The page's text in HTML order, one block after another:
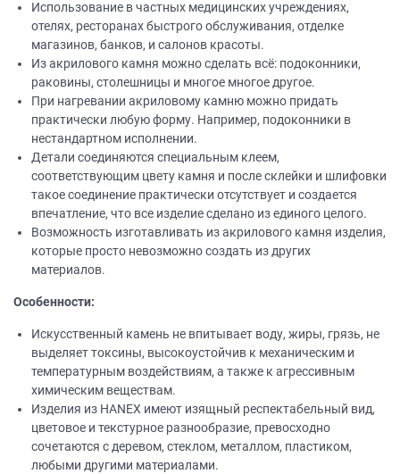
Использование в частных медицинских учреждениях,
отелях, ресторанах быстрого обслуживания, отделке
магазинов, банков, и салонов красоты.
Из акрилового камня можно сделать всё: подоконники,
раковины, столешницы и многое многое другое.
При нагревании акриловому камню можно придать
практически любую форму. Например, подоконники в
нестандартном исполнении.
Детали соединяются специальным клеем,
соответствующим цвету камня и после склейки и шлифовки
такое соединение практически отсутствует и создается
впечатление, что все изделие сделано из единого целого.
Возможность изготавливать из акрилового камня изделия,
которые просто невозможно создать из других
материалов.
Особенности:
Искусственный камень не впитывает воду, жиры, грязь, не
выделяет токсины, высокоустойчив к механическим и
температурным воздействиям, а также к агрессивным
химическим веществам.
Изделия из НANEХ имеют изящный респектабельный вид,
цветовое и текстурное разнообразие, превосходно
сочетаются с деревом, стеклом, металлом, пластиком,
любыми другими материалами.